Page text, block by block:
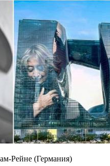
Рейне (Германия)